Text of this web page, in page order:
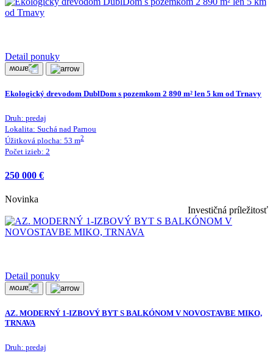
Detail ponuky
Ekologický drevodom DublDom s pozemkom 2 890 m² len 5 km od Trnavy
Druh: predaj
Lokalita: Suchá nad Parnou
Úžitková plocha: 53 m2
Počet izieb: 2
250 000 €
Novinka
Investičná príležitosť
Detail ponuky
AZ. MODERNÝ 1-IZBOVÝ BYT S BALKÓNOM V NOVOSTAVBE MIKO,
TRNAVA
Druh: predaj